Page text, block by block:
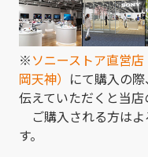
※ソニーストア直営
岡天神） にて購入の
伝えていただくと当店
ご購入される方は
す。